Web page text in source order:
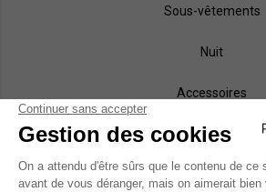
Sous-vêtements
Nuit
Accessoires
Marques